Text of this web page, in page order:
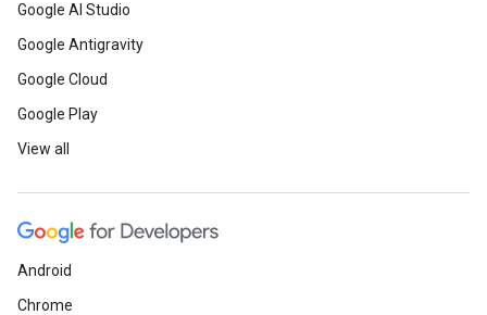
Google AI Studio
Google Antigravity
Google Cloud
Google Play
View all
Android
Chrome